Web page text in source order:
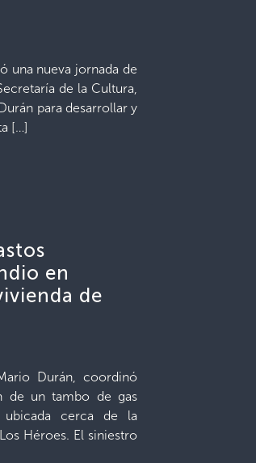
una nueva jornada de
de la Cultura,
para desarrollar y
[…]
en
de
Durán, coordinó
de un tambo de gas
cerca de la
Héroes. El siniestro